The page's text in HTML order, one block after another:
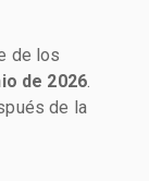
de los
de 2026
de la